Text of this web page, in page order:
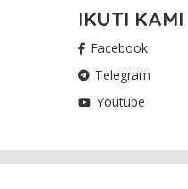
IKUTI KAMI
Facebook
Telegram
Youtube